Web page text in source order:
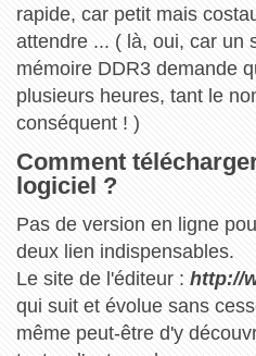
rapide, car petit mais
attendre ... ( là, oui, car un
mémoire DDR3 demande
plusieurs heures, tant le
conséquent ! )
Comment
logiciel ?
Pas de version en ligne
deux lien indispensables.
Le site de l'éditeur : http://
qui suit et évolue sans
même peut-être d'y